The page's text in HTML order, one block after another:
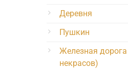
Деревня
Пушкин
Железная
некрасов)